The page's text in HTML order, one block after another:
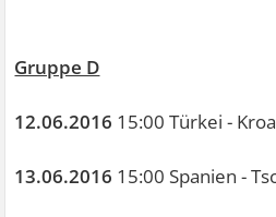
Gruppe D
12.06.2016 15:00 Türkei -
13.06.2016 15:00 Spanien -